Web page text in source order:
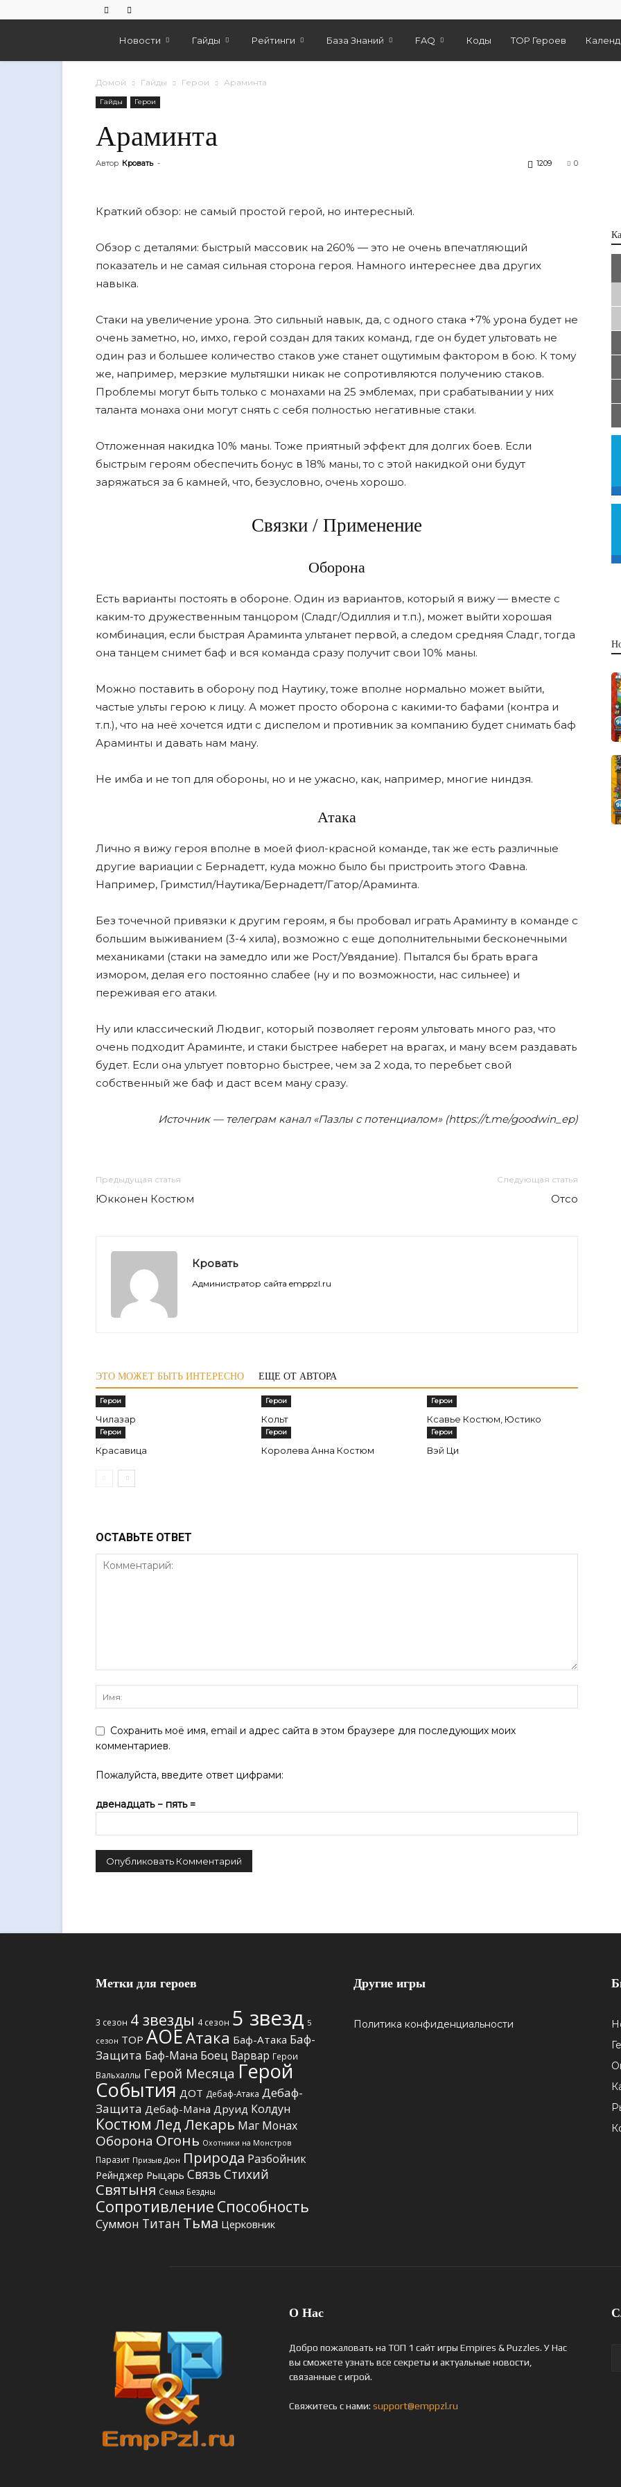
Empires
And
Новости Гайды Рейтинги База Знаний FAQ Коды TOP Героев
Домой Гайды Герои Араминта
Гайды Герои
Араминта
Автор Кровать - 0
1209
Краткий обзор: не самый простой герой, но интересный.
Обзор с деталями: быстрый массовик на 260% — это не очень впечатляющий
показатель и не самая сильная сторона героя. Намного интереснее два других
навыка.
Стаки на увеличение урона. Это сильный навык, да, с одного стака +7% урона будет не
очень заметно, но, имхо, герой создан для таких команд, где он будет ультовать не
один раз и большее количество стаков уже станет ощутимым фактором в бою. К тому
же, например, мерзкие мультяшки никак не сопротивляются получению стаков.
Проблемы могут быть только с монахами на 25 эмблемах, при срабатывании у них
таланта монаха они могут снять с себя полностью негативные стаки.
Отложенная накидка 10% маны. Тоже приятный эффект для долгих боев. Если
быстрым героям обеспечить бонус в 18% маны, то с этой накидкой они будут
заряжаться за 6 камней, что, безусловно, очень хорошо.
Связки / Применение
Оборона
Есть варианты постоять в обороне. Один из вариантов, который я вижу — вместе с
каким-то дружественным танцором (Сладг/Одиллия и т.п.), может выйти хорошая
комбинация, если быстрая Араминта ультанет первой, а следом средняя Сладг, тогда
она танцем снимет баф и вся команда сразу получит свои 10% маны.
Можно поставить в оборону под Наутику, тоже вполне нормально может выйти,
частые ульты герою к лицу. А может просто оборона с какими-то бафами (контра и
т.п.), что на неë хочется идти с диспелом и противник за компанию будет снимать баф
Араминты и давать нам ману.
Не имба и не топ для обороны, но и не ужасно, как, например, многие ниндзя.
Атака
Лично я вижу героя вполне в моей фиол-красной команде, так же есть различные
другие вариации с Бернадетт, куда можно было бы пристроить этого Фавна.
Например, Гримстил/Наутика/Бернадетт/Гатор/Араминта.
Без точечной привязки к другим героям, я бы пробовал играть Араминту в команде с
большим выживанием (3-4 хила), возможно с еще дополнительными бесконечными
механиками (стаки на замедло или же Рост/Увядание). Пытался бы брать врага
измором, делая его постоянно слабее (ну и по возможности, нас сильнее) и
переживая его атаки.
Ну или классический Людвиг, который позволяет героям ультовать много раз, что
очень подходит Араминте, и стаки быстрее наберет на врагах, и ману всем раздавать
будет. Если она ультует повторно быстрее, чем за 2 хода, то перебьет свой
собственный же баф и даст всем ману сразу.
Источник — телеграм канал «Пазлы с потенциалом» (https://t.me/goodwin_ep)
Предыдущая статья
Юкконен Костюм
Следующая статья
Отсо
Кровать
Администратор сайта emppzl.ru
ЭТО МОЖЕТ БЫТЬ ИНТЕРЕСНО ЕЩЕ ОТ АВТОРА
Герои
Чилазар
Герои
Кольт
Герои
Ксавье Костюм, Юстико
Герои
Красавица
Герои
Королева Анна Костюм
Герои
Вэй Ци
ОСТАВЬТЕ ОТВЕТ
Сохранить моё имя, email и адрес сайта в этом браузере для последующих моих
комментариев.
Пожалуйста, введите ответ цифрами:
двенадцать − пять =
Метки для героев
3 сезон 4 звезды 4 сезон 5 звезд 5
сезон TOP АОЕАтака Баф-Атака Баф-
Защита Баф-Мана Боец Варвар Герои
Вальхаллы Герой Месяца Герой
События ДОТ Дебаф-Атака Дебаф-
Защита Дебаф-Мана Друид Колдун
Костюм ЛедЛекарь Маг Монах
Оборона Огонь Охотники на Монстров
Паразит Призыв Дюн Природа Разбойник
Рейнджер Рыцарь Связь Стихий
Святыня Семья Бездны
Сопротивление Способность
Суммон Титан Тьма Церковник
Другие игры
Политика конфиденциальности
О Нас
Добро пожаловать на ТОП 1 сайт игры Empires & Puzzles. У Нас
вы сможете узнать все секреты и актуальные новости,
связанные с игрой.
Свяжитесь с нами: support@emppzl.ru